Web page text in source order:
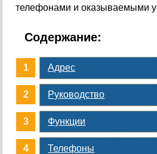
телефонами и оказываемыми
Содержание:
Адрес
Руководство
Функции
Телефоны